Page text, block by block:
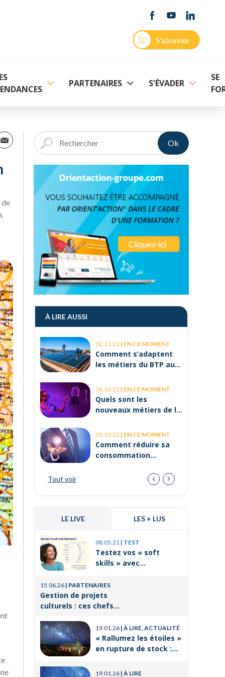
S'abonner
PARTENAIRES S'ÉVADER
SE
Ok
À LIRE AUSSI
02.11.22 | EN CE MOMENT
Comment s’adaptent
les métiers du BTP aux
environnementaux ?
18.10.22 | EN CE MOMENT
Quels sont les
nouveaux métiers de la
03.10.22 | EN CE MOMENT
Comment réduire sa
consommation
Tout voir
LE LIVE LES + LUS
08.05.21 | TEST
Testez vos « soft
skills » avec
15.06.26 | PARTENAIRES
Gestion de projets
culturels : ces chefs
qui font vivre la culture
19.01.26 | À LIRE, ACTUALITÉ
« Rallumez les étoiles »
en rupture de stock :
d’Emeric Lebreton dès
19.01.26 | À LIRE